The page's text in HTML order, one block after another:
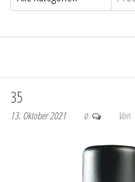
35
13. Oktober 2021 0 Von